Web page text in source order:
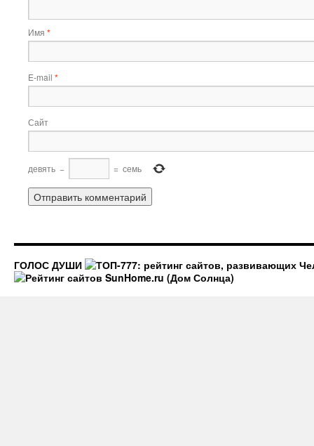
Имя *
E-mail *
Сайт
девять − = семь
ГОЛОС ДУШИ